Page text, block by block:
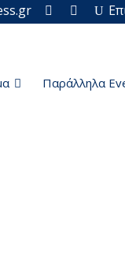
Παράλληλα